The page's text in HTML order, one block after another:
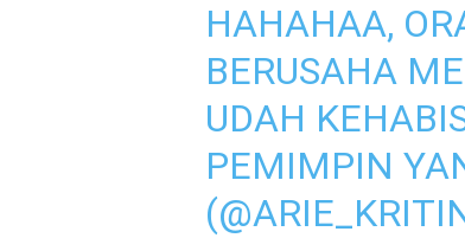
HAHAHAA,
BERUSAHA
UDAH
PEMIMPIN